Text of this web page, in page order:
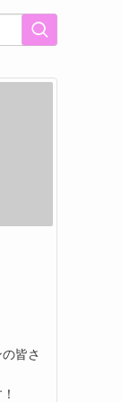
皆さ